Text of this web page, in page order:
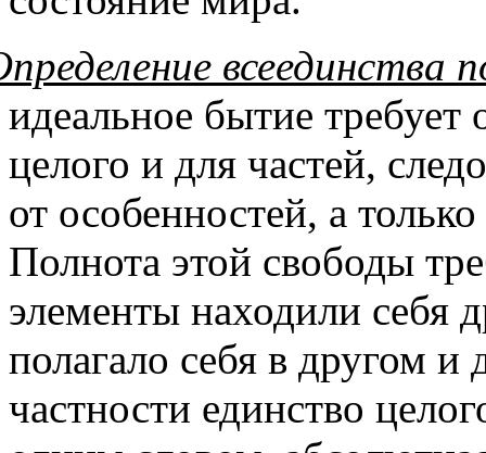
всеединства
идеальное бытие требует
целого и для частей,
от особенностей, а
Полнота этой свободы
элементы находили себя
полагало себя в другом
частности единство